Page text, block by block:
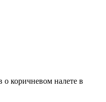
о коричневом налете в